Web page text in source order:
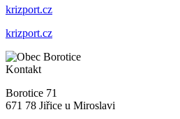
krizport.cz
krizport.cz
Kontakt
Borotice 71
671 78 Jiřice u Miroslavi